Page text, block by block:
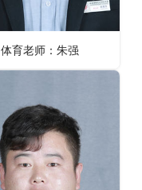
体育老师：朱强